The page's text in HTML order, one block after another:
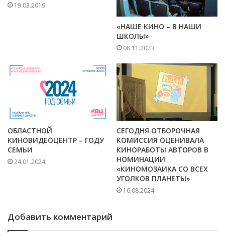
19.03.2019
«НАШЕ КИНО – В НАШИ
ШКОЛЫ»
08.11.2023
ОБЛАСТНОЙ
КИНОВИДЕОЦЕНТР – ГОДУ
СЕМЬИ
24.01.2024
СЕГОДНЯ ОТБОРОЧНАЯ
КОМИССИЯ ОЦЕНИВАЛА
КИНОРАБОТЫ АВТОРОВ В
НОМИНАЦИИ
«КИНОМОЗАИКА СО ВСЕХ
УГОЛКОВ ПЛАНЕТЫ»
16.08.2024
Добавить комментарий